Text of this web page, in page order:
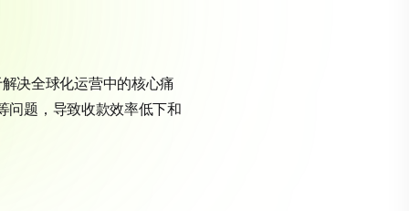
决全球化运营中的核心痛
问题，导致收款效率低下和